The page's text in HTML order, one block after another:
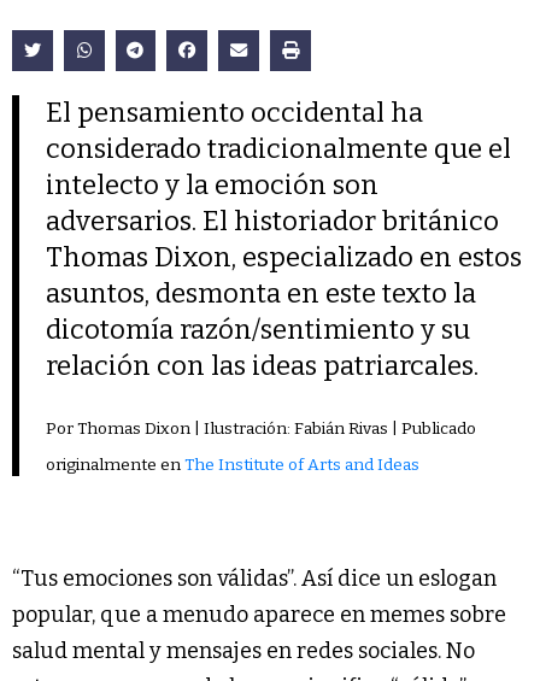
El pensamiento occidental ha
considerado tradicionalmente que el
intelecto y la emoción son
adversarios. El historiador británico
Thomas Dixon, especializado en estos
asuntos, desmonta en este texto la
dicotomía razón/sentimiento y su
relación con las ideas patriarcales.
Por Thomas Dixon | Ilustración: Fabián Rivas | Publicado
originalmente enThe Institute of Arts and Ideas
“Tus emociones son válidas”. Así dice un eslogan
popular, que a menudo aparece en memes sobre
salud mental y mensajes en redes sociales. No